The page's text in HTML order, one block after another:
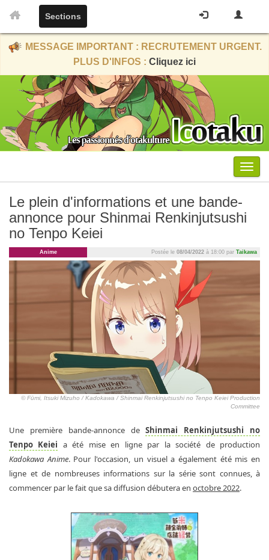
Sections
MESSAGE IMPORTANT : RECRUTEMENT URGENT.
PLUS D'INFOS : Cliquez ici
Menu
Le plein d'informations et une bande-
annonce pour Shinmai Renkinjutsushi
no Tenpo Keiei
Anime Postée le 08/04/2022 à 18:00 par Taikawa
© Fūmi, Itsuki Mizuho / Kadokawa / Shinmai Renkinjutsushi no Tenpo Keiei Production
Committee
Une première bande-annonce deShinmai Renkinjutsushi no
Tenpo Keiei a été mise en ligne par la société de production
Kadokawa Anime. Pour l'occasion, un visuel a également été mis en
ligne et de nombreuses informations sur la série sont connues, à
commencer par le fait que sa diffusion débutera en octobre 2022.